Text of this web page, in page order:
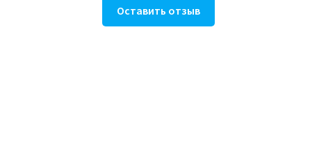
Оставить отзыв